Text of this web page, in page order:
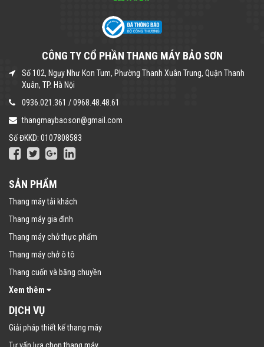
CÔNG TY CỔ PHẦN THANG MÁY BẢO SƠN
Số 102, Ngụy Như Kon Tum, Phường Thanh Xuân Trung, Quận Thanh
Xuân, TP. Hà Nội
0936.021.361 /0968.48.48.61
thangmaybaoson@gmail.com
Số ĐKKD: 0107808583
SẢN PHẨM
Thang máy tải khách
Thang máy gia đình
Thang máy chở thực phẩm
Thang máy chở ô tô
Thang cuốn và băng chuyền
Xem thêm
DỊCH VỤ
Giải pháp thiết kế thang máy